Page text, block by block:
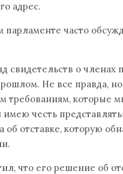
адрес.
часто
свидетельств о членах
Не все правда,
требованиям, которые
честь
отставке, которую
что его решение об